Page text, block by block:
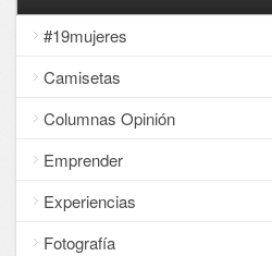
#19mujeres
Camisetas
Columnas Opinión
Emprender
Experiencias
Fotografía